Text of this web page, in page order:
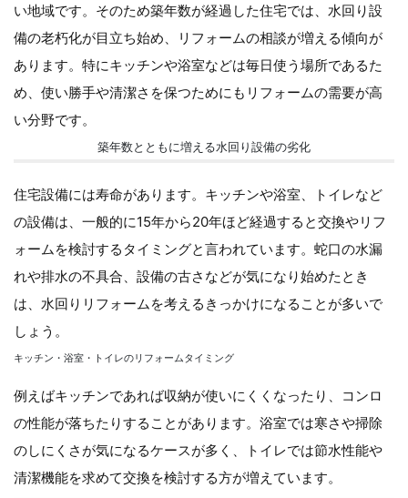
い地域です。そのため築年数が経過した住宅では、水回り設
備の老朽化が目立ち始め、リフォームの相談が増える傾向が
あります。特にキッチンや浴室などは毎日使う場所であるた
め、使い勝手や清潔さを保つためにもリフォームの需要が高
い分野です。
築年数とともに増える水回り設備の劣化
住宅設備には寿命があります。キッチンや浴室、トイレなど
の設備は、一般的に15年から20年ほど経過すると交換やリフ
ォームを検討するタイミングと言われています。蛇口の水漏
れや排水の不具合、設備の古さなどが気になり始めたとき
は、水回りリフォームを考えるきっかけになることが多いで
しょう。
キッチン・浴室・トイレのリフォームタイミング
例えばキッチンであれば収納が使いにくくなったり、コンロ
の性能が落ちたりすることがあります。浴室では寒さや掃除
のしにくさが気になるケースが多く、トイレでは節水性能や
清潔機能を求めて交換を検討する方が増えています。